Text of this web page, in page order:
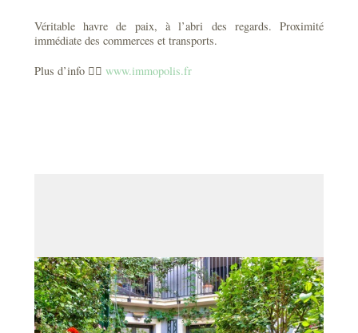
Véritable havre de paix, à l’abri des regards. Proximité
immédiate des commerces et transports.
Plus d’info 👉🏻 www.immopolis.fr